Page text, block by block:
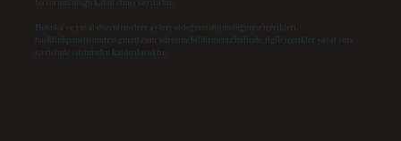
Hukuka ve yasal düzenlemelere aykırı olduğunu düşündüğünüz içerikleri,
backlinkpanelicomtr@gmail.com adresine bildirmeniz halinde, ilgili içerikler yasal süre
içerisinde sitemizden kaldırılacaktır.